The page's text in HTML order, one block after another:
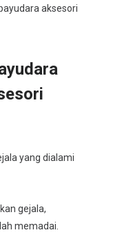
aksesori
yang dialami
gejala,
memadai.